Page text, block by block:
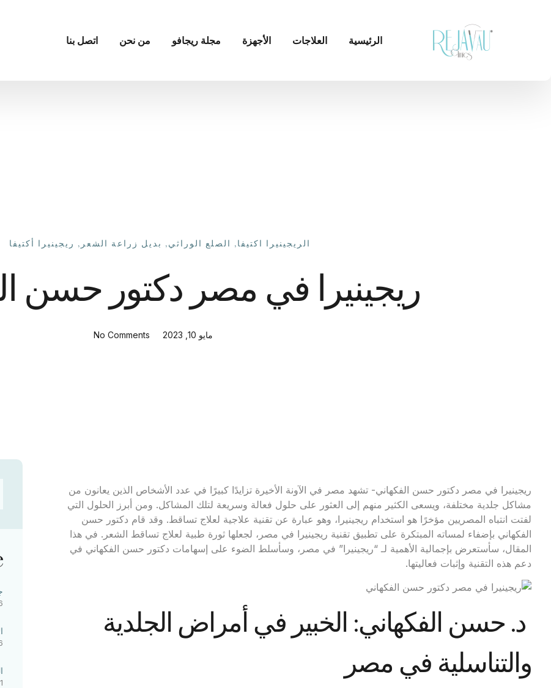
الرئيسية العلاجات الأجهزة مجلة ريجافو من نحن اتصل بنا
الريجينيرا اكتيفا, الصلع الوراثي, بديل زراعة الشعر , ريجينيرا أكتيفا
ريجينيرا في مصر دكتور حسن
مايو 10, 2023 No Comments
ريجينيرا في مصر دكتور حسن الفكهاني- تشهد مصر في الآونة الأخيرة تزايدًا كبيرًا في عدد الأشخاص الذين يعانون من
مشاكل جلدية مختلفة، ويسعى الكثير منهم إلى العثور على حلول فعالة وسريعة لتلك المشاكل. ومن أبرز الحلول التي
لفتت انتباه المصريين مؤخرًا هو استخدام ريجينيرا، وهو عبارة عن تقنية علاجية لعلاج تساقط. وقد قام دكتور حسن
الفكهاني بإضفاء لمساته المبتكرة على تطبيق تقنية ريجينيرا في مصر، لجعلها ثورة طبية لعلاج تساقط الشعر. في هذا
المقال، سأستعرض بإجمالية الأهمية لـ “ريجينيرا” في مصر، وسأسلط الضوء على إسهامات دكتور حسن الفكهاني في
دعم هذه التقنية وإثبات فعاليتها.
د. حسن الفكهاني: الخبير في أمراض الجلدية
والتناسلية في مصر
6
6
1 أغسطس، 2026